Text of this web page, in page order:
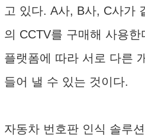
고 있다. A사, B사, C사가
의 CCTV를 구매해 사용한
플랫폼에 따라 서로 다른
들어 낼 수 있는 것이다.
자동차 번호판 인식 솔루